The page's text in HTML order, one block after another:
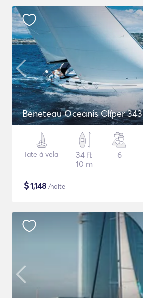
Beneteau Oceanis Clíper 343
Iate à vela
34 ft
10 m
6
$1,148 /noite